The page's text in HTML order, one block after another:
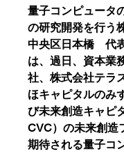
量子コンピュータ
の研究開発を行う
中央区日本橋　代
は、過日、資本業
社、株式会社テラ
ほキャピタルのみ
び未来創造キャピ
CVC）の未来創造
期待される量子コ